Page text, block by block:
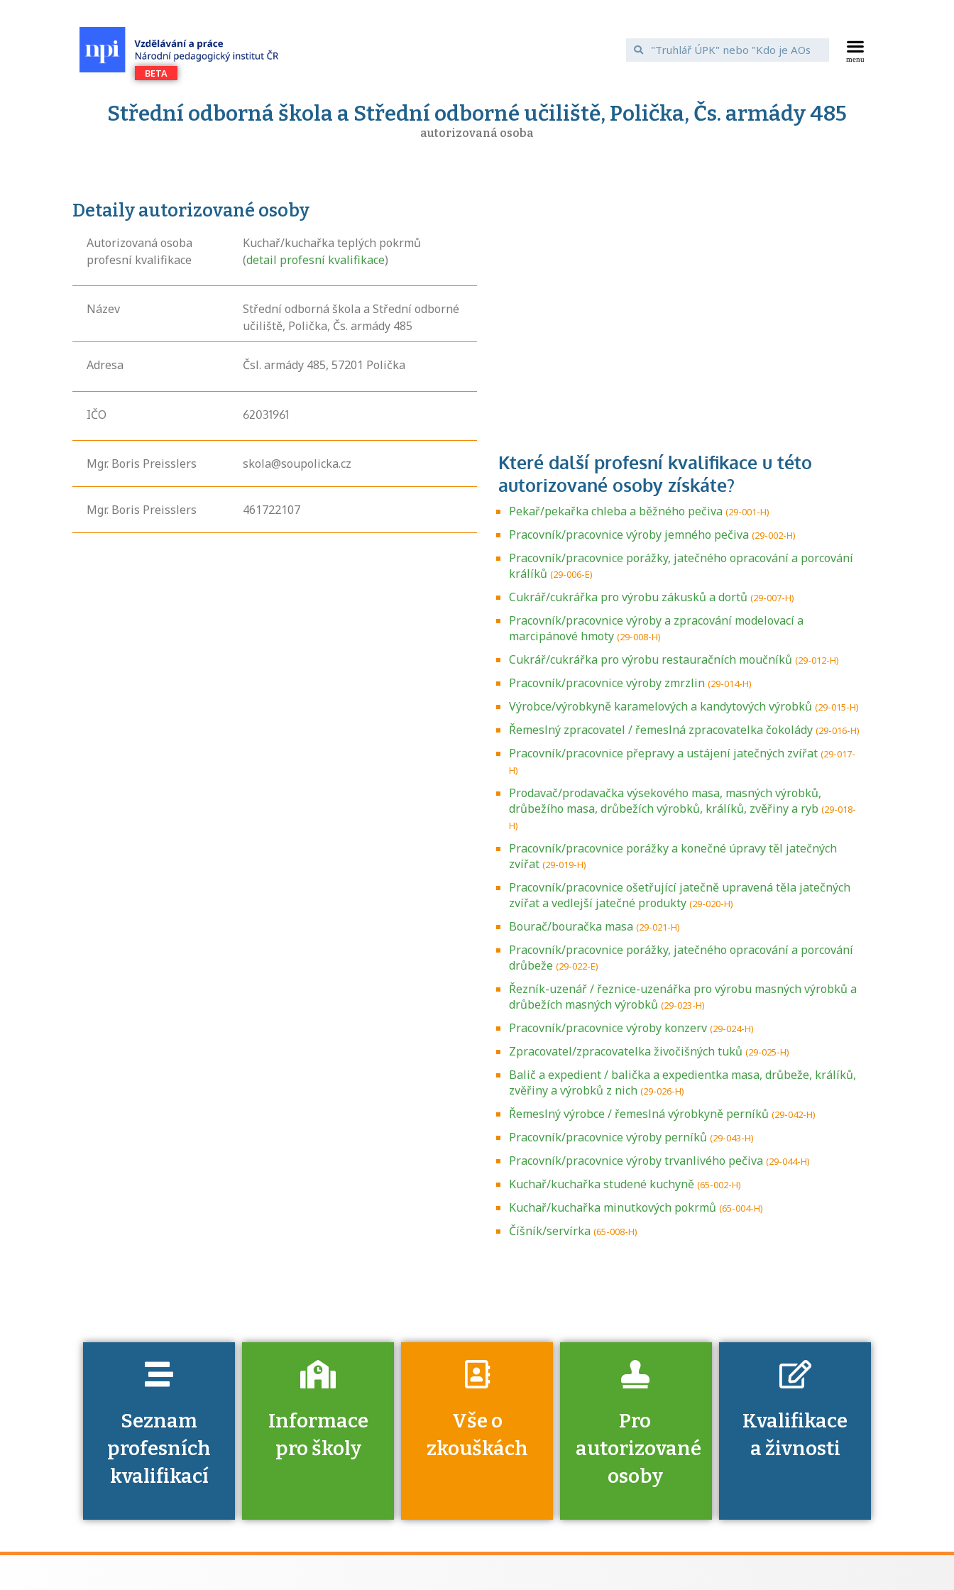
Střední odborná škola a Střední odborné učiliště, Polička, Čs. armády 485
autorizovaná osoba
Detaily autorizované osoby
Autorizovaná osoba
profesní kvalifikace
Kuchař/kuchařka teplých pokrmů
(detail profesní kvalifikace)
Název
Střední odborná škola a Střední odborné
učiliště, Polička, Čs. armády 485
Adresa Čsl. armády 485, 57201 Polička
IČO 62031961
Mgr. Boris Preisslers skola@soupolicka.cz
Mgr. Boris Preisslers 461722107 Pekař/pekařka chleba a běžného pečiva (29-001-H)
Pracovník/pracovnice výroby jemného pečiva (29-002-H)
Pracovník/pracovnice porážky, jatečného opracování a porcování
králíků (29-006-E)
Cukrář/cukrářka pro výrobu zákusků a dortů (29-007-H)
Pracovník/pracovnice výroby a zpracování modelovací a
marcipánové hmoty (29-008-H)
Cukrář/cukrářka pro výrobu restauračních moučníků (29-012-H)
Pracovník/pracovnice výroby zmrzlin (29-014-H)
Výrobce/výrobkyně karamelových a kandytových výrobků (29-015-H)
Řemeslný zpracovatel / řemeslná zpracovatelka čokolády (29-016-H)
Pracovník/pracovnice přepravy a ustájení jatečných zvířat (29-017-
H)
Prodavač/prodavačka výsekového masa, masných výrobků,
drůbežího masa, drůbežích výrobků, králíků, zvěřiny a ryb (29-018-
H)
Pracovník/pracovnice porážky a konečné úpravy těl jatečných
zvířat (29-019-H)
Pracovník/pracovnice ošetřující jatečně upravená těla jatečných
zvířat a vedlejší jatečné produkty (29-020-H)
Bourač/bouračka masa (29-021-H)
Pracovník/pracovnice porážky, jatečného opracování a porcování
drůbeže (29-022-E)
Řezník-uzenář / řeznice-uzenářka pro výrobu masných výrobků a
drůbežích masných výrobků (29-023-H)
Pracovník/pracovnice výroby konzerv (29-024-H)
Zpracovatel/zpracovatelka živočišných tuků (29-025-H)
Balič a expedient / balička a expedientka masa, drůbeže, králíků,
zvěřiny a výrobků z nich (29-026-H)
Řemeslný výrobce / řemeslná výrobkyně perníků (29-042-H)
Pracovník/pracovnice výroby perníků (29-043-H)
Pracovník/pracovnice výroby trvanlivého pečiva (29-044-H)
Kuchař/kuchařka studené kuchyně (65-002-H)
Kuchař/kuchařka minutkových pokrmů (65-004-H)
Číšník/servírka (65-008-H)
Seznam
profesních
kvalifikací
Informace
pro školy
Víte, že jako škola
Vše o
zkouškách
Zjistěte, jak se
přihlásit ke
Pro
autorizované
osoby
Kvalifikace
a živnosti
podmínkou k